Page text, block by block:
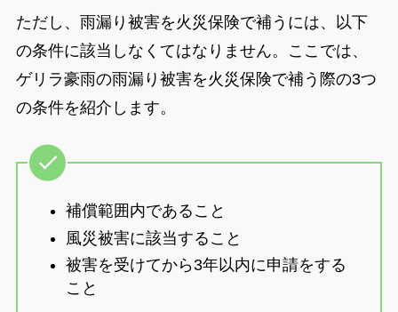
ただし、雨漏り被害を火災保険で補うには、以下
の条件に該当しなくてはなりません。ここでは、
ゲリラ豪雨の雨漏り被害を火災保険で補う際の3つ
の条件を紹介します。
補償範囲内であること
風災被害に該当すること
被害を受けてから3年以内に申請をする
こと